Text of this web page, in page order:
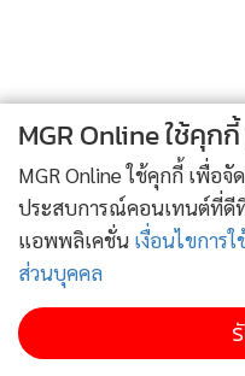
ปะทะกันแต่ น่าเสียดายที่ ก
ไม่ได้เป็นอย่างที่เราคาดหวัง
นายรังสิมันต์ ยังกล่าวต่อว่า
เซ็นเตอร์ เพราะวันนี้ เราต้
แนวรบเฉพาะการสู้รบเท่านั้
เซ็นเตอร์ เป็นหนึ่งในเรื่อง
งานของประเทศไทยได้และ
MGR Online ใช้คุก
MGR Online ใช้คุกกี้ เพื่อ
ประสบการณ์คอนเทนต์ที่ดี
แอพพลิเคชั่น เงื่อนไขการ
ส่วนบุคคล